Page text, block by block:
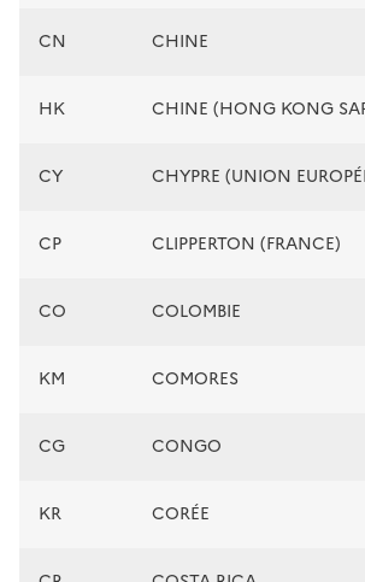
CN CHINE
HK CHINE (HONG KONG
CY CHYPRE (UNION
CP CLIPPERTON (FRANCE)
CO COLOMBIE
KM COMORES
CG CONGO
KR CORÉE